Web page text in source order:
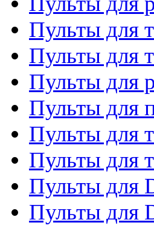
Пульты для
Пульты для
Пульты для
Пульты для
Пульты для
Пульты для
Пульты для
Пульты для